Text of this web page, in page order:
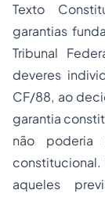
Texto
garantias
Tribunal
deveres
CF/88, ao
garantia
não poderia
constitucional.
aqueles